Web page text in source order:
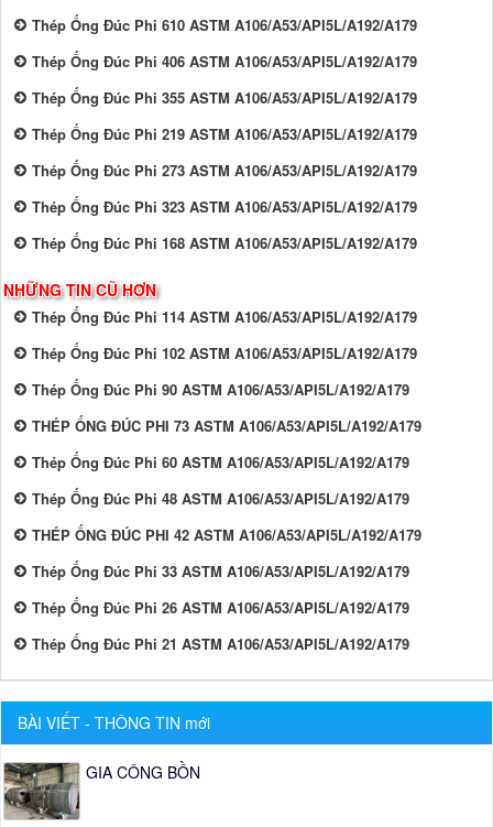
Thép Ống Đúc Phi 610 ASTM A106/A53/API5L/A192/A179
Thép Ống Đúc Phi 406 ASTM A106/A53/API5L/A192/A179
Thép Ống Đúc Phi 355 ASTM A106/A53/API5L/A192/A179
Thép Ống Đúc Phi 219 ASTM A106/A53/API5L/A192/A179
Thép Ống Đúc Phi 273 ASTM A106/A53/API5L/A192/A179
Thép Ống Đúc Phi 323 ASTM A106/A53/API5L/A192/A179
Thép Ống Đúc Phi 168 ASTM A106/A53/API5L/A192/A179
NHỮNG TIN CŨ HƠN
Thép Ống Đúc Phi 114 ASTM A106/A53/API5L/A192/A179
Thép Ống Đúc Phi 102 ASTM A106/A53/API5L/A192/A179
Thép Ống Đúc Phi 90 ASTM A106/A53/API5L/A192/A179
THÉP ỐNG ĐÚC PHI 73 ASTM A106/A53/API5L/A192/A179
Thép Ống Đúc Phi 60 ASTM A106/A53/API5L/A192/A179
Thép Ống Đúc Phi 48 ASTM A106/A53/API5L/A192/A179
THÉP ỐNG ĐÚC PHI 42 ASTM A106/A53/API5L/A192/A179
Thép Ống Đúc Phi 33 ASTM A106/A53/API5L/A192/A179
Thép Ống Đúc Phi 26 ASTM A106/A53/API5L/A192/A179
Thép Ống Đúc Phi 21 ASTM A106/A53/API5L/A192/A179
BÀI VIẾT - THÔNG TIN mới
GIA CÔNG BỒN